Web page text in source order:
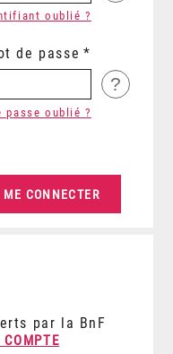
oublié ?
de passe
?
passe oublié ?
par la BnF
COMPTE